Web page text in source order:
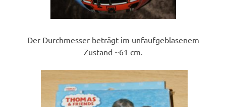
Der Durchmesser beträgt im unfaufgeblasenem
Zustand ~61 cm.